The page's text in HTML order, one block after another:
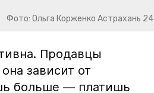
Фото: Ольга Корженко Астрахань 24
Продавцы
зависит от
больше — платишь